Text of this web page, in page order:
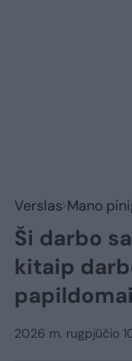
Verslas Mano
Ši darbo
kitaip
2026 m. rugpjūčio